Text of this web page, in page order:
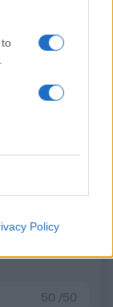
Policy
50 /50
σε πισίνα